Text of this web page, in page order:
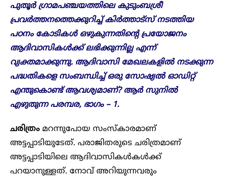
പുതൂർ ഗ്രാമപഞ്ചയത്തിലെ കുടുംബശ്രീ
പ്രവർത്തനത്തെക്കുറിച്ച് കിർത്താട്സ് നടത്തിയ
പഠനം കോടികൾ ഒഴുകുന്നതിന്റെ പ്രയോജനം
ആദിവാസികൾക്ക് ലഭിക്കുന്നില്ല എന്ന്
വ്യക്തമാക്കുന്നു. ആദിവാസി മേഖലകളിൽ നടക്കുന്ന
പദ്ധതികളെ സംബന്ധിച്ച് ഒരു സോഷ്യൽ ഓഡിറ്റ്
എന്തുകൊണ്ട് ആവശ്യമാണ്? ആ‍ർ സുനിൽ
എഴുതുന്ന പരമ്പര, ഭാ​ഗം – 1.
ചരിത്രം മറന്നുപോയ സംസ്കാരമാണ്
അട്ടപ്പാടിയുടേത്. പരാജിതരുടെ ചരിത്രമാണ്
അട്ടപ്പാടിയിലെ ആദിവാസികൾകൾക്ക്
പറയാനുള്ളത്. നോവ് അറിയുന്നവരും